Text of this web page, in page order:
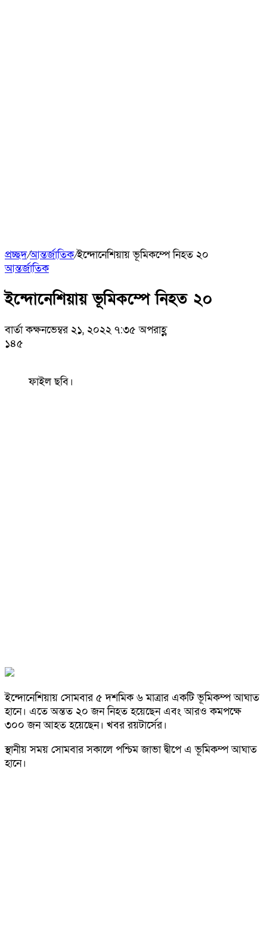
প্রচ্ছদ/আন্তর্জাতিক/ইন্দোনেশিয়ায় ভূমিকম্পে নিহত ২০
আন্তর্জাতিক
ইন্দোনেশিয়ায় ভূমিকম্পে নিহত ২০
বার্তা কক্ষনভেম্বর ২১, ২০২২ ৭:৩৫ অপরাহ্ণ
১৪৫
ফাইল ছবি।
ইন্দোনেশিয়ায় সোমবার ৫ দশমিক ৬ মাত্রার একটি ভূমিকম্প আঘাত
হানে। এতে অন্তত ২০ জন নিহত হয়েছেন এবং আরও কমপক্ষে
৩০০ জন আহত হয়েছেন। খবর রয়টার্সের।
স্থানীয় সময় সোমবার সকালে পশ্চিম জাভা দ্বীপে এ ভূমিকম্প আঘাত
হানে।